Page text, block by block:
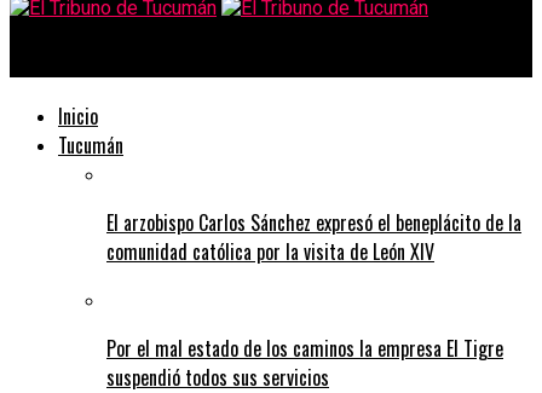
Inicio
Tucumán
El arzobispo Carlos Sánchez expresó el beneplácito de la
comunidad católica por la visita de León XIV
Por el mal estado de los caminos la empresa El Tigre
suspendió todos sus servicios